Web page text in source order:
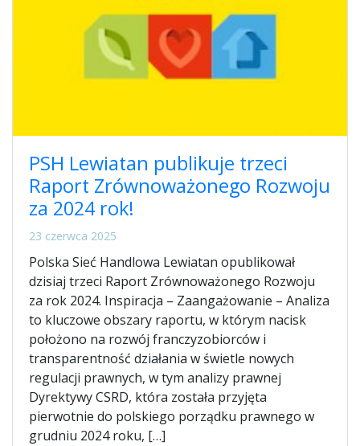
PSH Lewiatan publikuje trzeci
Raport Zrównoważonego Rozwoju
za 2024 rok!
23 czerwca 2025
Polska Sieć Handlowa Lewiatan opublikował
dzisiaj trzeci Raport Zrównoważonego Rozwoju
za rok 2024. Inspiracja – Zaangażowanie – Analiza
to kluczowe obszary raportu, w którym nacisk
położono na rozwój franczyzobiorców i
transparentność działania w świetle nowych
regulacji prawnych, w tym analizy prawnej
Dyrektywy CSRD, która została przyjęta
pierwotnie do polskiego porządku prawnego w
grudniu 2024 roku, […]